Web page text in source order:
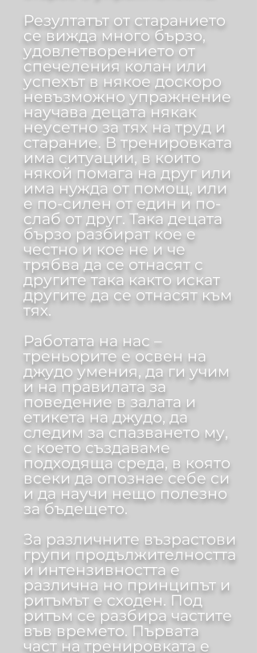
Резултатът от старанието
се вижда много бързо,
удовлетворението от
спечеления колан или
успехът в някое доскоро
невъзможно упражнение
научава децата някак
неусетно за тях на труд и
старание. В тренировката
има ситуации, в които
някой помага на друг или
има нужда от помощ, или
е по-силен от един и по-
слаб от друг. Така децата
бързо разбират кое е
честно и кое не и че
трябва да се отнасят с
другите така както искат
другите да се отнасят към
тях.
Работата на нас –
треньорите е освен на
джудо умения, да ги учим
и на правилата за
поведение в залата и
етикета на джудо, да
следим за спазването му,
с което създаваме
подходяща среда, в която
всеки да опознае себе си
и да научи нещо полезно
за бъдещето.
За различните възрастови
групи продължителността
и интензивността е
различна но принципът и
ритъмът е сходен. Под
ритъм се разбира частите
във времето. Първата
част на тренировката е